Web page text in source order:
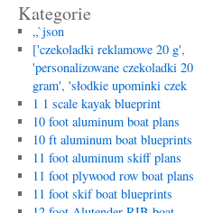
Kategorie
„`json
['czekoladki reklamowe 20 g',
'personalizowane czekoladki 20
gram', 'słodkie upominki czek
1 1 scale kayak blueprint
10 foot aluminum boat plans
10 ft aluminum boat blueprints
11 foot aluminum skiff plans
11 foot plywood row boat plans
11 foot skif boat blueprints